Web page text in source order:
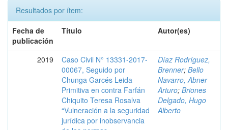
Resultados por ítem:
Fecha de
publicación
Título Autor(es)
2019
Caso Civil N° 13331-2017-
00067, Seguido por
Chunga Garcés Leida
Primitiva en contra Farfán
Chiquito Teresa Rosalva
“Vulneración a la seguridad
jurídica por inobservancia
Díaz Rodríguez,
Brenner; Bello
Navarro, Abner
Arturo; Briones
Delgado, Hugo
Alberto